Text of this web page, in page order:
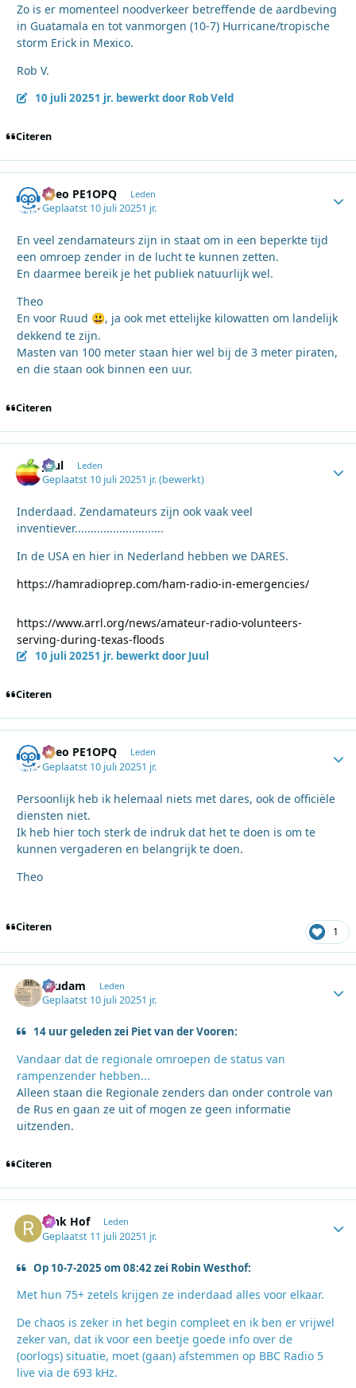
Zo is er momenteel noodverkeer betreffende de aardbeving
in Guatamala en tot vanmorgen (10-7) Hurricane/tropische
storm Erick in Mexico.
Rob V.
10 juli 20251 jr. bewerkt door Rob Veld
Citeren
Theo PE1OPQ Leden
Geplaatst 10 juli 20251 jr.
En veel zendamateurs zijn in staat om in een beperkte tijd
een omroep zender in de lucht te kunnen zetten.
En daarmee bereik je het publiek natuurlijk wel.
Theo
En voor Ruud 😃, ja ook met ettelijke kilowatten om landelijk
dekkend te zijn.
Masten van 100 meter staan hier wel bij de 3 meter piraten,
en die staan ook binnen een uur.
Citeren
Juul Leden
Geplaatst 10 juli 20251 jr.(bewerkt)
Inderdaad. Zendamateurs zijn ook vaak veel
inventiever............................
In de USA en hier in Nederland hebben we DARES.
https://hamradioprep.com/ham-radio-in-emergencies/
https://www.arrl.org/news/amateur-radio-volunteers-
serving-during-texas-floods
10 juli 20251 jr. bewerkt door Juul
Citeren
Theo PE1OPQ Leden
Geplaatst 10 juli 20251 jr.
Persoonlijk heb ik helemaal niets met dares, ook de officiële
diensten niet.
Ik heb hier toch sterk de indruk dat het te doen is om te
kunnen vergaderen en belangrijk te doen.
Theo
Citeren 1
ruudam Leden
Geplaatst 10 juli 20251 jr.
14 uur geleden zei Piet van der Vooren:
Vandaar dat de regionale omroepen de status van
rampenzender hebben...
Alleen staan die Regionale zenders dan onder controle van
de Rus en gaan ze uit of mogen ze geen informatie
uitzenden.
Citeren
Rink Hof Leden
Geplaatst 11 juli 20251 jr.
Op 10-7-2025 om 08:42 zei Robin Westhof:
Met hun 75+ zetels krijgen ze inderdaad alles voor elkaar.
De chaos is zeker in het begin compleet en ik ben er vrijwel
zeker van, dat ik voor een beetje goede info over de
(oorlogs) situatie, moet (gaan) afstemmen op BBC Radio 5
live via de 693 kHz.